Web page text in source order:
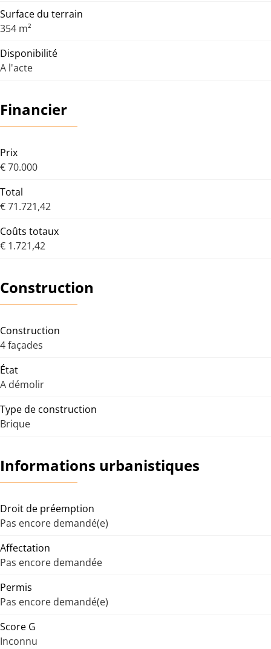
Surface du terrain
354 m²
Disponibilité
A l'acte
Financier
Prix
€ 70.000
Total
€ 71.721,42
Coûts totaux
€ 1.721,42
Construction
Construction
4 façades
État
A démolir
Type de construction
Brique
Informations urbanistiques
Droit de préemption
Pas encore demandé(e)
Affectation
Pas encore demandée
Permis
Pas encore demandé(e)
Score G
Inconnu